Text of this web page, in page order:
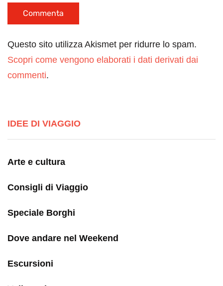
Questo sito utilizza Akismet per ridurre lo spam.
Scopri come vengono elaborati i dati derivati dai
commenti.
IDEE DI VIAGGIO
Arte e cultura
Consigli di Viaggio
Speciale Borghi
Dove andare nel Weekend
Escursioni